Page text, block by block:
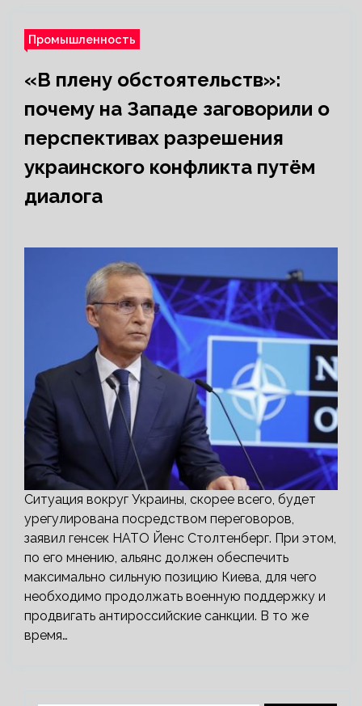
Промышленность
«В плену обстоятельств»:
почему на Западе заговорили о
перспективах разрешения
украинского конфликта путём
диалога
Ситуация вокруг Украины, скорее всего, будет
урегулирована посредством переговоров,
заявил генсек НАТО Йенс Столтенберг. При этом,
по его мнению, альянс должен обеспечить
максимально сильную позицию Киева, для чего
необходимо продолжать военную поддержку и
продвигать антироссийские санкции. В то же
время…